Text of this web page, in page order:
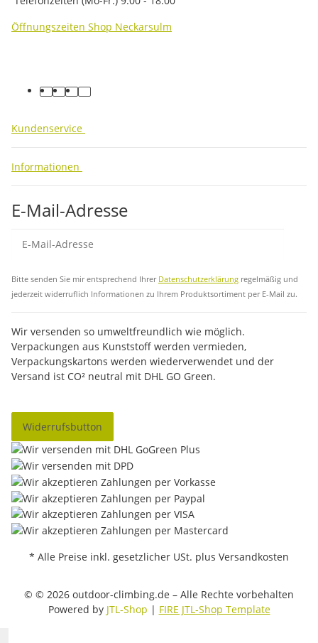
Öffnungszeiten Shop Neckarsulm
facebook
youtube
instagram
tiktok
Kundenservice
Informationen
E-Mail-Adresse
Bitte senden Sie mir entsprechend Ihrer Datenschutzerklärung regelmäßig und
jederzeit widerruflich Informationen zu Ihrem Produktsortiment per E-Mail zu.
Wir versenden so umweltfreundlich wie möglich.
Verpackungen aus Kunststoff werden vermieden,
Verpackungskartons werden wiederverwendet und der
Versand ist CO² neutral mit DHL GO Green.
Widerrufsbutton
* Alle Preise inkl. gesetzlicher USt. plus Versandkosten
© © 2026 outdoor-climbing.de – Alle Rechte vorbehalten
Powered by JTL-Shop | FIRE JTL-Shop Template